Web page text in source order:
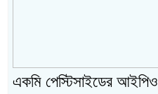
একমি পেস্টিসাইডের